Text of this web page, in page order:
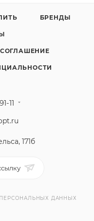
БРЕНДЫ
11
171б
ДАННЫХ